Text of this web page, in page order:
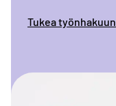
Tukea työnhakuun